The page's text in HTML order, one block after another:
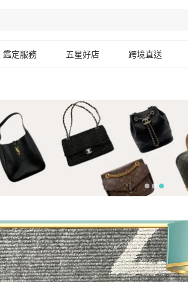
鑑定服務 五星好店 跨境直送